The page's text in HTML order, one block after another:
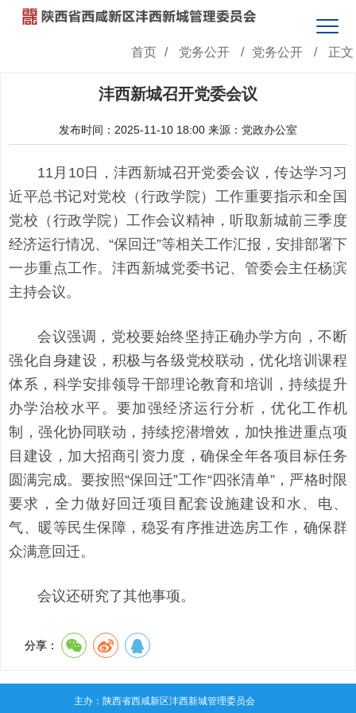
首页 / 党务公开 / 党务公开 / 正文
沣西新城召开党委会议
发布时间：2025-11-10 18:00 来源：党政办公室
11月10日，沣西新城召开党委会议，传达学习习
近平总书记对党校（行政学院）工作重要指示和全国
党校（行政学院）工作会议精神，听取新城前三季度
经济运行情况、“保回迁”等相关工作汇报，安排部署下
一步重点工作。沣西新城党委书记、管委会主任杨滨
主持会议。
会议强调，党校要始终坚持正确办学方向，不断
强化自身建设，积极与各级党校联动，优化培训课程
体系，科学安排领导干部理论教育和培训，持续提升
办学治校水平。要加强经济运行分析，优化工作机
制，强化协同联动，持续挖潜增效，加快推进重点项
目建设，加大招商引资力度，确保全年各项目标任务
圆满完成。要按照“保回迁”工作“四张清单”，严格时限
要求，全力做好回迁项目配套设施建设和水、电、
气、暖等民生保障，稳妥有序推进选房工作，确保群
众满意回迁。
会议还研究了其他事项。
分享：
主办：陕西省西咸新区沣西新城管理委员会